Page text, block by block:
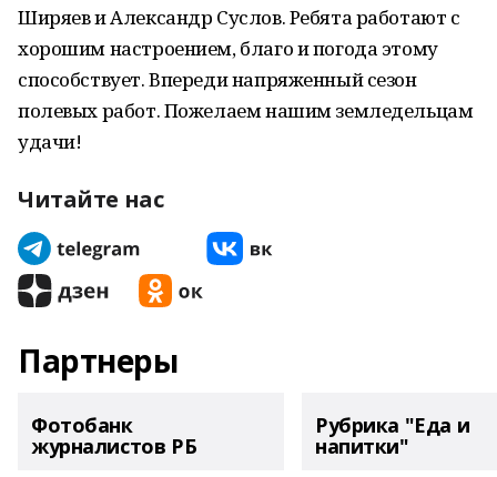
Ширяев и Александр Суслов. Ребята работают с
хорошим настроением, благо и погода этому
способствует. Впереди напряженный сезон
полевых работ. Пожелаем нашим земледельцам
удачи!
Читайте нас
Партнеры
Фотобанк
журналистов РБ
Рубрика "Еда и
напитки"